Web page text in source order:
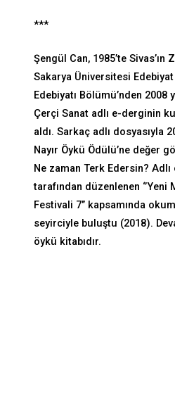
***
Şengül Can, 1985’te
Sakarya Üniversitesi
Edebiyatı Bölümü’nden 2008
Çerçi Sanat adlı e-derginin
aldı. Sarkaç adlı dosyasıyla
Nayır Öykü Ödülü’ne değer
Ne zaman Terk Edersin?
tarafından düzenlenen
Festivali 7’’ kapsamında
seyirciyle buluştu (2018).
öykü kitabıdır.